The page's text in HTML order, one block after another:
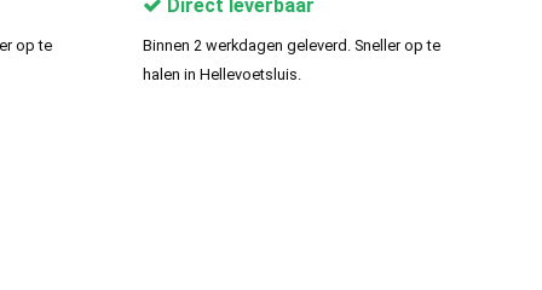
op te
Direct leverbaar
Binnen 2 werkdagen geleverd. Sneller op te
halen in Hellevoetsluis.